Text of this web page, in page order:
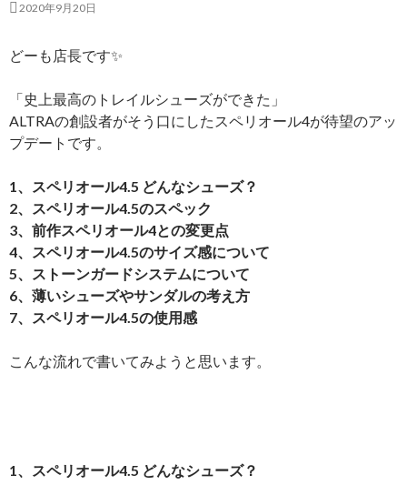
2020年9月20日
どーも店長です✨
「史上最高のトレイルシューズができた」
ALTRAの創設者がそう口にしたスペリオール4が待望のアッ
プデートです。
1、スペリオール4.5 どんなシューズ？
2、スペリオール4.5のスペック
3、前作スペリオール4との変更点
4、スペリオール4.5のサイズ感について
5、ストーンガードシステムについて
6、薄いシューズやサンダルの考え方
7、スペリオール4.5の使用感
こんな流れで書いてみようと思います。
1、スペリオール4.5 どんなシューズ？